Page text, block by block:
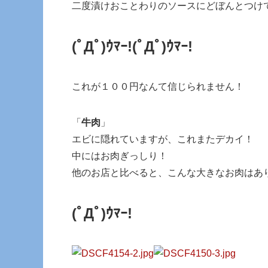
二度漬けおことわりのソースにどぼんとつけ
(ﾟДﾟ)ｳﾏｰ!(ﾟДﾟ)ｳﾏｰ!
これが１００円なんて信じられません！
「 牛肉 」
エビに隠れていますが、これまたデカイ！
中にはお肉ぎっしり！
他のお店と比べると、こんな大きなお肉はあ
(ﾟДﾟ)ｳﾏｰ!